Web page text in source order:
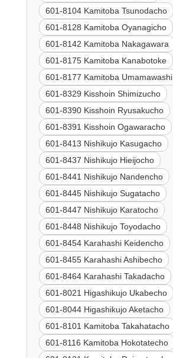
601-8104 Kamitoba Tsunodacho
601-8128 Kamitoba Oyanagicho
601-8142 Kamitoba Nakagawara
601-8175 Kamitoba Kanabotoke
601-8177 Kamitoba Umamawashi
601-8329 Kisshoin Shimizucho
601-8390 Kisshoin Ryusakucho
601-8391 Kisshoin Ogawaracho
601-8413 Nishikujo Kasugacho
601-8437 Nishikujo Hieijocho
601-8441 Nishikujo Nandencho
601-8445 Nishikujo Sugatacho
601-8447 Nishikujo Karatocho
601-8448 Nishikujo Toyodacho
601-8454 Karahashi Keidencho
601-8455 Karahashi Ashibecho
601-8464 Karahashi Takadacho
601-8021 Higashikujo Ukabecho
601-8044 Higashikujo Aketacho
601-8101 Kamitoba Takahatacho
601-8116 Kamitoba Hokotatecho